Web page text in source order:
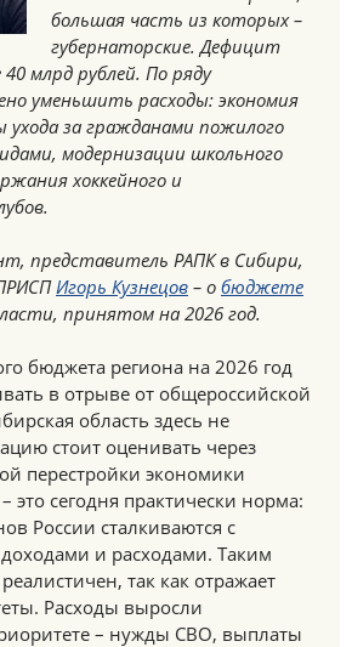
большая часть из которых –
губернаторские. Дефицит
млрд рублей. По ряду
уменьшить расходы: экономия
ухода за гражданами пожилого
модернизации школьного
хоккейного и
представитель РАПК в Сибири,
Игорь Кузнецов – о бюджете
принятом на 2026 год.
бюджета региона на 2026 год
в отрыве от общероссийской
область здесь не
стоит оценивать через
перестройки экономики
это сегодня практически норма:
России сталкиваются с
и расходами. Таким
так как отражает
Расходы выросли
– нужды СВО, выплаты